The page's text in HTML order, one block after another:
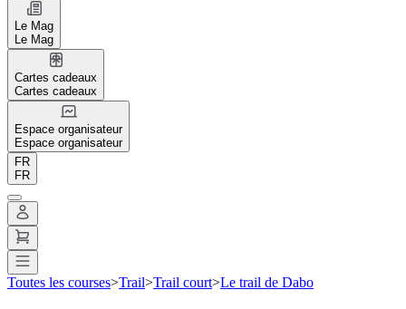
Le Mag
Le Mag
Cartes cadeaux
Cartes cadeaux
Espace organisateur
Espace organisateur
FR
FR
Toutes les courses>Trail>Trail court>Le trail de Dabo